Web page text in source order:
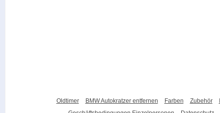
Oldtimer BMW Autokratzer entfernen Farben Zubehör